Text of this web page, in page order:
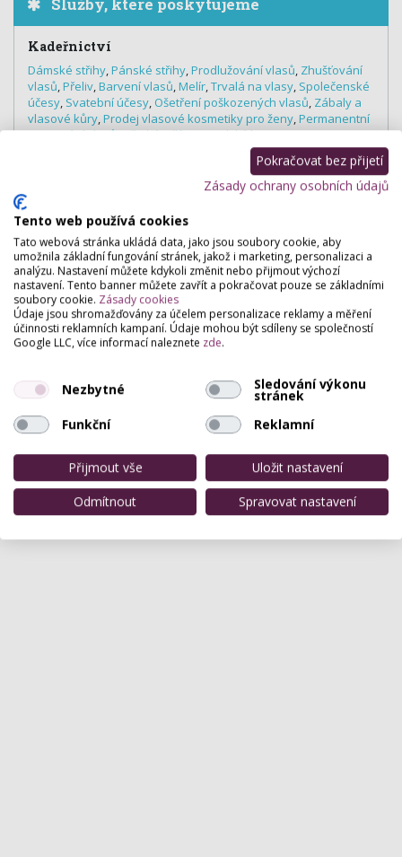
Kadeřnictví
Dámské střihy,Pánské střihy,Prodlužování vlasů, Zhušťování
vlasů,Přeliv,Barvení vlasů,Melír,Trvalá na vlasy, Společenské
účesy, Svatební účesy, Ošetření poškozených vlasů, Zábaly a
vlasové kůry,Prodej vlasové kosmetiky pro ženy,Permanentní
narovnání vlasů,Dětské střihy,Brazilský keratin
Hodnocení salónu
Pro přidání hodnocení sepřihlašte.
Zatím zde není žádné hodnocení.
Pokračovat bez přijetí
Zásady ochrany osobních údajů
Tento web používá cookies
Tato webová stránka ukládá data, jako jsou soubory cookie, aby
umožnila základní fungování stránek, jakož i marketing, personalizaci a
analýzu. Nastavení můžete kdykoli změnit nebo přijmout výchozí
nastavení. Tento banner můžete zavřít a pokračovat pouze se základními
soubory cookie. Zásady cookies
Údaje jsou shromažďovány za účelem personalizace reklamy a měření
účinnosti reklamních kampaní. Údaje mohou být sdíleny se společností
Google LLC, více informací naleznete zde.
Nezbytné Sledování výkonu
stránek
Funkční
Reklamní
Přijmout vše
Uložit nastavení
Odmítnout
Spravovat nastavení